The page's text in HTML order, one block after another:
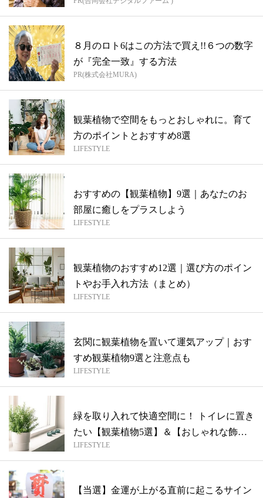
８月のロト6はこの方法で買え!!６つの数字
が『完全一致』する方法
PR(株式会社MURA)
観葉植物で空間をもっとおしゃれに。育て
方のポイントとおすすめ8選
LIFESTYLE
おすすめの【観葉植物】9選｜あなたのお
部屋に癒しをプラスしよう
LIFESTYLE
観葉植物のおすすめ12選｜選び方のポイン
トやお手入れ方法（まとめ）
LIFESTYLE
玄関に観葉植物を置いて運気アップ｜おす
すめ観葉植物9選と注意点も
LIFESTYLE
緑を取り入れて快適空間に！ トイレに置き
たい【観葉植物5選】＆【おしゃれな飾り
方...
LIFESTYLE
【当選】金運が上がる直前に起こるサイン